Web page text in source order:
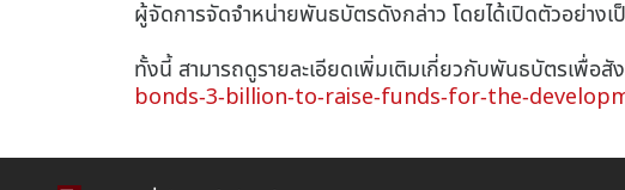
ผู้จัดการจัดจำหน่ายพันธบัตรดังกล่าว โดยได้เปิดตัวอย่างเ
ทั้งนี้ สามารถดูรายละเอียดเพิ่มเติมเกี่ยวกับพันธบัตรเพื่อ
bonds-3-billion-to-raise-funds-for-the-